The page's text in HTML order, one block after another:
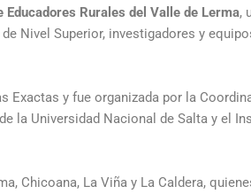
Rurales del Valle de Lerma,
Nivel Superior, investigadores y
Exactas y fue organizada por la
la Universidad Nacional de Salta y el
Chicoana, La Viña y La Caldera,